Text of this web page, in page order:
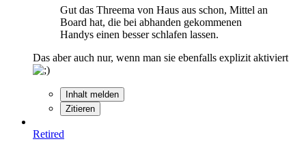
Gut das Threema von Haus aus schon, Mittel an
Board hat, die bei abhanden gekommenen
Handys einen besser schlafen lassen.
Das aber auch nur, wenn man sie ebenfalls explizit aktiviert
Inhalt melden
Zitieren
Retired